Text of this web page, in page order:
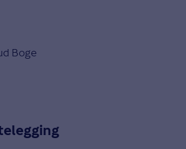
Boge